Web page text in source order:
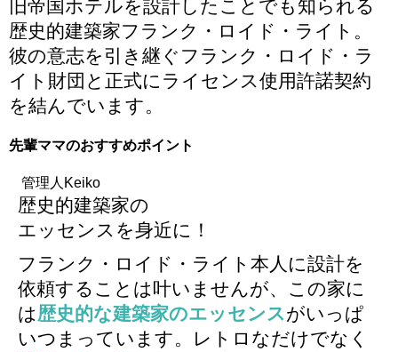
旧帝国ホテルを設計したことでも知られる
歴史的建築家フランク・ロイド・ライト 。
彼の意志を引き継ぐフランク・ロイド・ラ
イト財団と正式にライセンス使用許諾契約
を結んでいます。
先輩ママのおすすめポイント
管理人Keiko
歴史的建築家の
エッセンスを身近に！
フランク・ロイド・ライト本人に設計を
依頼することは叶いませんが、この家に
は歴史的な建築家のエッセンスがいっぱ
いつまっています。レトロなだけでなく